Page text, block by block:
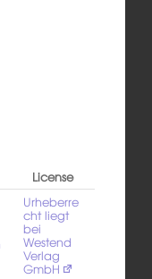
License
Urheberre
cht liegt
bei
Westend
Verlag
GmbH